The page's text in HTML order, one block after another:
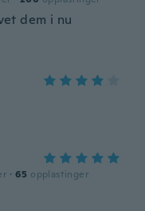
dem i nu
· 65 opplastinger